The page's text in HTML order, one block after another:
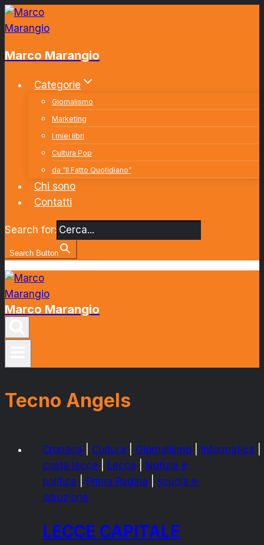
Salta
al
Marco Marangio
Categorie
Giornalismo
Marketing
I miei libri
Cultura Pop
da “Il Fatto Quotidiano”
Chi sono
Contatti
Search for:
Search Button
Marco Marangio
Tecno Angels
Cronaca Cultura Giornalismo informatica
costa lecce
Lecce
Notizie e
politica
Prima Pagina
scuola e
istruzione
LECCE CAPITALE